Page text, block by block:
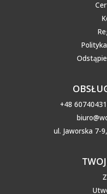
+48
ul. Jaworska 7-